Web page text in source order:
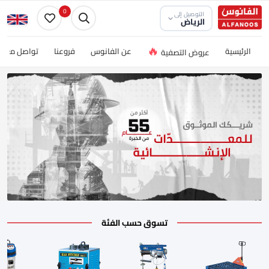
التوصيل إلى
الرياض
0
الرئيسية عروض التصفية 🔥 عن الفانوس فروعنا تواصل معنا
تسوق حسب الفئة